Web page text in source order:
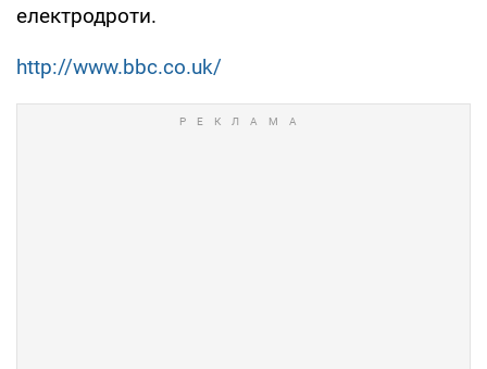
електродроти.
http://www.bbc.co.uk/